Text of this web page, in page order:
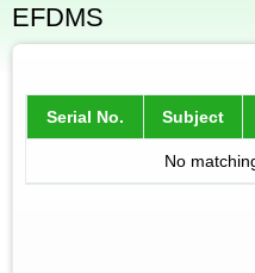
EFDMS
Serial No. Subject
No